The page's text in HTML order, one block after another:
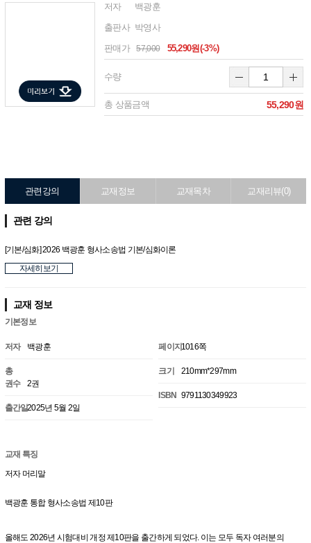
저자 백광훈
출판사 박영사
판매가 57,000 55,290원(-3%)
수량
총 상품금액 55,290원
관련강의 교재정보 교재목차 교재리뷰(0)
관련 강의
[기본/심화] 2026 백광훈 형사소송법 기본/심화이론
자세히보기
교재 정보
기본정보
저자 백광훈
총
권수
2권
출간일2025년 5월 2일
페이지1016쪽
크기 210mm*297mm
ISBN 9791130349923
교재 특징
저자 머리말
백광훈 통합 형사소송법 제10판
올해도 2026년 시험대비 개정 제10판을 출간하게 되었다. 이는 모두 독자 여러분의